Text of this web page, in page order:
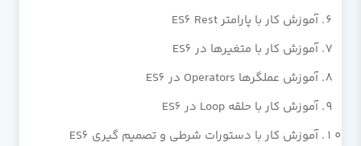
آموزش کار با پارامتر ES6 Rest
آموزش کار با متغیرها در ES6
آموزش عملگرها Operators در ES6
آموزش کار با حلقه Loop در ES6
آموزش کار با دستورات شرطی و تصمیم گیری ES6